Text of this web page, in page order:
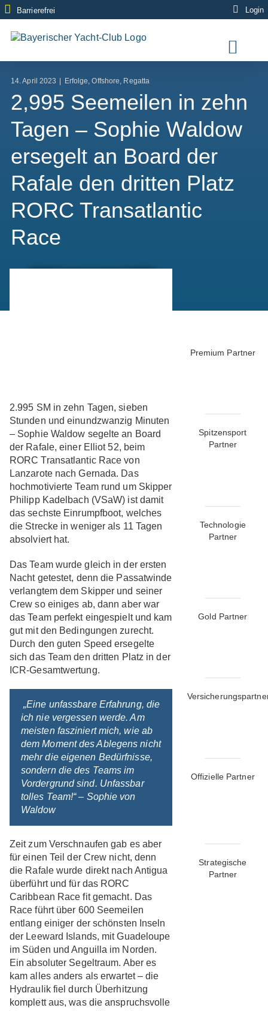
Zum
Inhalt
springen
Barrierefrei Login
14. April 2023 Erfolge,Offshore, Regatta
2,995 Seemeilen in zehn
Tagen – Sophie Waldow
ersegelt an Board der
Rafale den dritten Platz
RORC Transatlantic
Race
2.995 SM in zehn Tagen, sieben
Stunden und einundzwanzig Minuten
– Sophie Waldow segelte an Board
der Rafale, einer Elliot 52, beim
RORC Transatlantic Race von
Lanzarote nach Gernada. Das
hochmotivierte Team rund um Skipper
Philipp Kadelbach (VSaW) ist damit
das sechste Einrumpfboot, welches
die Strecke in weniger als 11 Tagen
absolviert hat.
Das Team wurde gleich in der ersten
Nacht getestet, denn die Passatwinde
verlangtem dem Skipper und seiner
Crew so einiges ab, dann aber war
das Team perfekt eingespielt und kam
gut mit den Bedingungen zurecht.
Durch den guten Speed ersegelte
sich das Team den dritten Platz in der
ICR-Gesamtwertung.
„Eine unfassbare Erfahrung, die
ich nie vergessen werde. Am
meisten fasziniert mich, wie ab
dem Moment des Ablegens nicht
mehr die eigenen Bedürfnisse,
sondern die des Teams im
Vordergrund sind. Unfassbar
tolles Team!“ – Sophie von
Waldow
Zeit zum Verschnaufen gab es aber
für einen Teil der Crew nicht, denn
die Rafale wurde direkt nach Antigua
überführt und für das RORC
Caribbean Race fit gemacht. Das
Race führt über 600 Seemeilen
entlang einiger der schönsten Inseln
der Leeward Islands, mit Guadeloupe
im Süden und Anguilla im Norden.
Ein absoluter Segeltraum. Aber es
kam alles anders als erwartet – die
Hydraulik fiel durch Überhitzung
komplett aus, was die anspruchsvolle
Premium Partner
Spitzensport
Partner
Technologie
Partner
Gold Partner
Offizielle Partner
Strategische
Partner